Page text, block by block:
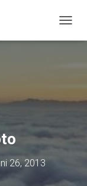
26, 2013